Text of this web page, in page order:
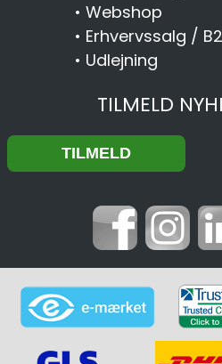
• Webshop
• Erhvervssalg /
• Udlejning
TILMELD